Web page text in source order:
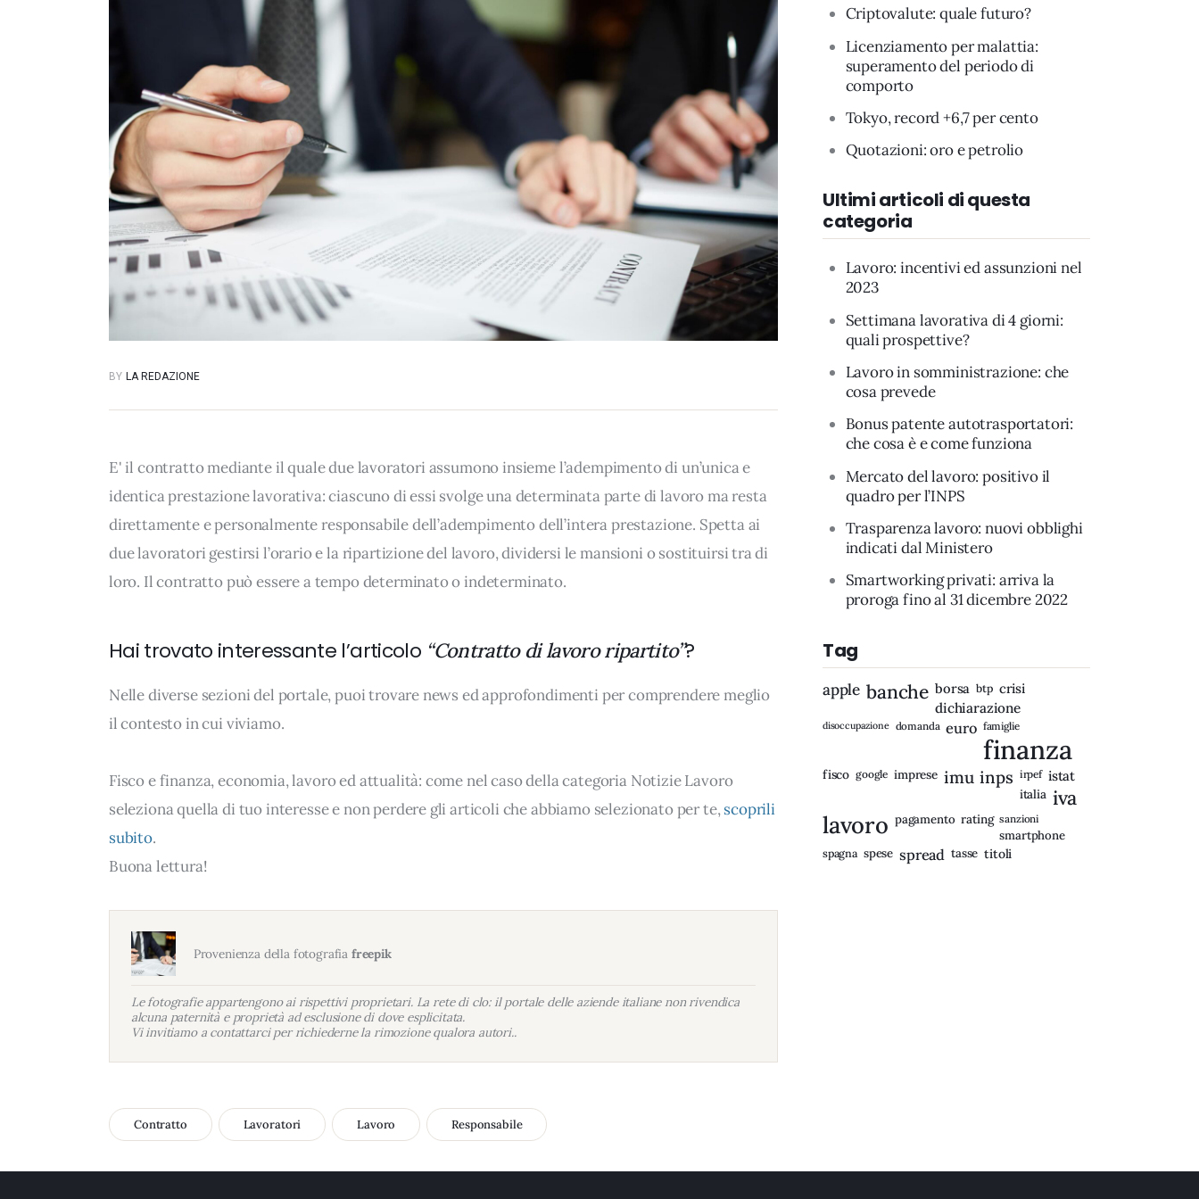
BY LA REDAZIONE
E' il contratto mediante il quale due lavoratori assumono insieme l’adempimento di un’unica e
identica prestazione lavorativa: ciascuno di essi svolge una determinata parte di lavoro ma resta
direttamente e personalmente responsabile dell’adempimento dell’intera prestazione. Spetta ai
due lavoratori gestirsi l’orario e la ripartizione del lavoro, dividersi le mansioni o sostituirsi tra di
loro. Il contratto può essere a tempo determinato o indeterminato.
Hai trovato interessante l’articolo “Contratto di lavoro ripartito”?
Nelle diverse sezioni del portale, puoi trovare news ed approfondimenti per comprendere meglio
il contesto in cui viviamo.
Fisco e finanza, economia, lavoro ed attualità: come nel caso della categoria Notizie Lavoro
seleziona quella di tuo interesse e non perdere gli articoli che abbiamo selezionato per te,scoprili
subito.
Buona lettura!
Provenienza della fotografia freepik
Le fotografie appartengono ai rispettivi proprietari. La rete di clo: il portale delle aziende italiane non rivendica
alcuna paternità e proprietà ad esclusione di dove esplicitata.
Vi invitiamo a contattarci per richiederne la rimozione qualora autori..
Contratto Lavoratori Lavoro Responsabile
Criptovalute: quale futuro?
Licenziamento per malattia:
superamento del periodo di
comporto
Tokyo, record +6,7 per cento
Quotazioni: oro e petrolio
Ultimi articoli di questa
categoria
Lavoro: incentivi ed assunzioni nel
2023
Settimana lavorativa di 4 giorni:
quali prospettive?
Lavoro in somministrazione: che
cosa prevede
Bonus patente autotrasportatori:
che cosa è e come funziona
Mercato del lavoro: positivo il
quadro per l’INPS
Trasparenza lavoro: nuovi obblighi
indicati dal Ministero
Smartworking privati: arriva la
proroga fino al 31 dicembre 2022
Tag
apple banche borsa btp crisi
dichiarazione
disoccupazione domanda euro famiglie
finanza
fisco google imprese imu inps irpef istat
italia iva
lavoro pagamento rating sanzioni
smartphone
spagna spese spread tasse titoli